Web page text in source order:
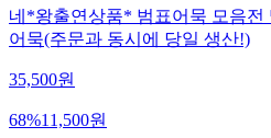
네*왕출연상품* 범표어묵 모음전
어묵(주문과 동시에 당일 생산!)
35,500원
68%11,500원